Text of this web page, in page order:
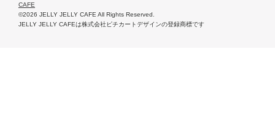
©2026 JELLY JELLY CAFE All Rights Reserved.
JELLY JELLY CAFEは株式会社ピチカートデザインの登録商標です